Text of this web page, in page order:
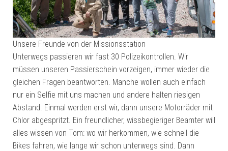
Unsere Freunde von der Missionsstation
Unterwegs passieren wir fast 30 Polizeikontrollen. Wir
müssen unseren Passierschein vorzeigen, immer wieder die
gleichen Fragen beantworten. Manche wollen auch einfach
nur ein Selfie mit uns machen und andere halten riesigen
Abstand. Einmal werden erst wir, dann unsere Motorräder mit
Chlor abgespritzt. Ein freundlicher, wissbegieriger Beamter will
alles wissen von Tom: wo wir herkommen, wie schnell die
Bikes fahren, wie lange wir schon unterwegs sind. Dann